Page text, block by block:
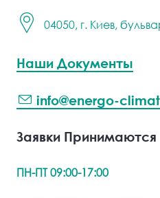
04050, г. Киев,
Наши Документы
info@energo-
Заявки Принимаются
ПН-ПТ 09:00-17:00